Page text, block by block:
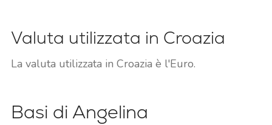
Valuta utilizzata in Croazia
La valuta utilizzata in Croazia è l'Euro.
Basi di Angelina